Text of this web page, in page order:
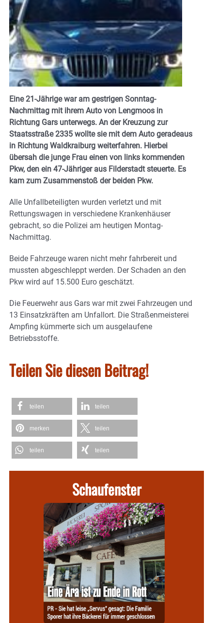
Eine 21-Jährige war am gestrigen Sonntag-
Nachmittag mit ihrem Auto von Lengmoos in
Richtung Gars unterwegs. An der Kreuzung zur
Staatsstraße 2335 wollte sie mit dem Auto geradeaus
in Richtung Waldkraiburg weiterfahren. Hierbei
übersah die junge Frau einen von links kommenden
Pkw, den ein 47-Jähriger aus Filderstadt steuerte. Es
kam zum Zusammenstoß der beiden Pkw.
Alle Unfallbeteiligten wurden verletzt und mit
Rettungswagen in verschiedene Krankenhäuser
gebracht, so die Polizei am heutigen Montag-
Nachmittag.
Beide Fahrzeuge waren nicht mehr fahrbereit und
mussten abgeschleppt werden. Der Schaden an den
Pkw wird auf 15.500 Euro geschätzt.
Die Feuerwehr aus Gars war mit zwei Fahrzeugen und
13 Einsatzkräften am Unfallort. Die Straßenmeisterei
Ampfing kümmerte sich um ausgelaufene
Betriebsstoffe.
Teilen Sie diesen Beitrag!
teilen teilen
merken teilen
teilen teilen
Schaufenster